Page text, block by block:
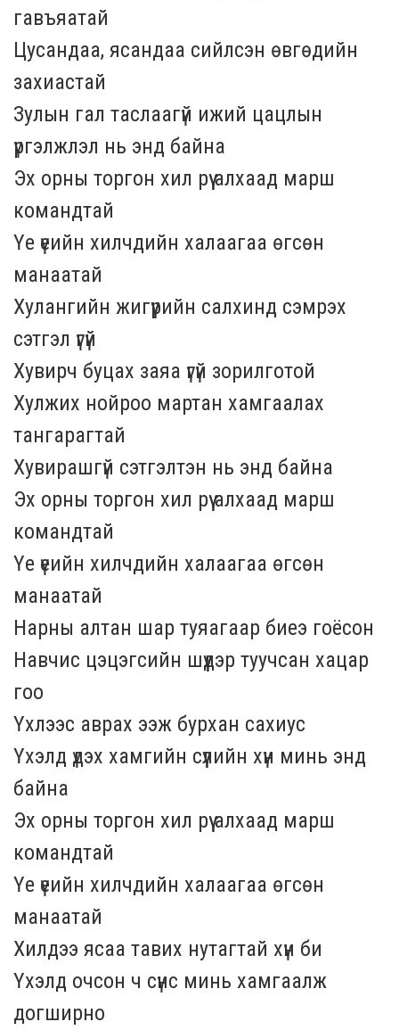
гавъяатай
Цусандаа, ясандаа сийлсэн өвгөдийн
захиастай
Зулын гал таслаагүй ижий цацлын
үргэлжлэл нь энд байна
Эх орны торгон хил рүү алхаад марш
командтай
Үе үеийн хилчдийн халаагаа өгсөн
манаатай
Хулангийн жигүүрийн салхинд сэмрэх
сэтгэл үгүй
Хувирч буцах заяа үгүй зорилготой
Хулжих нойроо мартан хамгаалах
тангарагтай
Хувирашгүй сэтгэлтэн нь энд байна
Эх орны торгон хил рүү алхаад марш
командтай
Үе үеийн хилчдийн халаагаа өгсөн
манаатай
Нарны алтан шар туяагаар биеэ гоёсон
Навчис цэцэгсийн шүүдэр туучсан хацар
гоо
Үхлээс аврах ээж бурхан сахиус
Үхэлд үдэх хамгийн сүүлийн хүн минь энд
байна
Эх орны торгон хил рүү алхаад марш
командтай
Үе үеийн хилчдийн халаагаа өгсөн
манаатай
Хилдээ ясаа тавих нутагтай хүн би
Үхэлд очсон ч сүнс минь хамгаалж
догширно